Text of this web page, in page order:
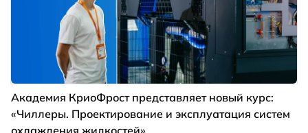
Академия КриоФрост представляет новый курс:
«Чиллеры. Проектирование и эксплуатация систем
охлаждения жидкостей»